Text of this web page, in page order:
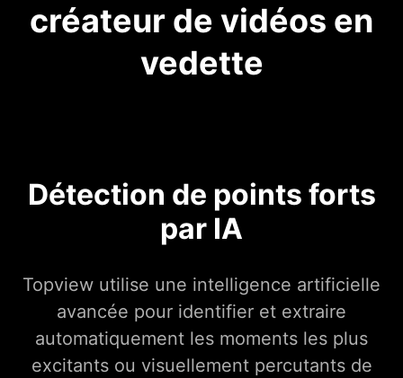
créateur de vidéos en
vedette
Détection de points forts
par IA
Topview utilise une intelligence artificielle
avancée pour identifier et extraire
automatiquement les moments les plus
excitants ou visuellement percutants de